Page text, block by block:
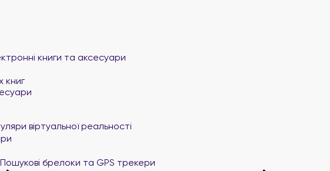
книги та аксесуари
книг
віртуальної реальності
Пошукові брелоки та GPS трекери